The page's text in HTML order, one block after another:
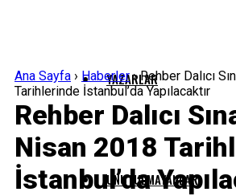
YAZARLAR
UNUTULMAYANLAR
Ana Sayfa › Haberler›Rehber Dalıcı
Tarihlerinde İstanbul’da Yapılacaktır
Rehber Dalıcı
Nisan 2018
İstanbul’da